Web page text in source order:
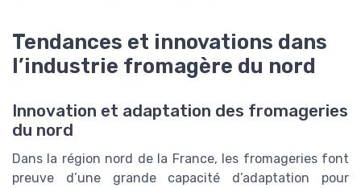
Tendances et innovations dans
l’industrie fromagère du nord
Innovation et adaptation des fromageries
du nord
Dans la région nord de la France, les fromageries font
preuve d’une grande capacité d’adaptation pour